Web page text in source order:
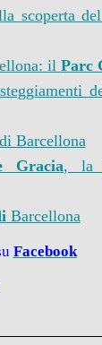
scoperta
il Parc
Barcellona
Gracia, la
Barcellona
Facebook